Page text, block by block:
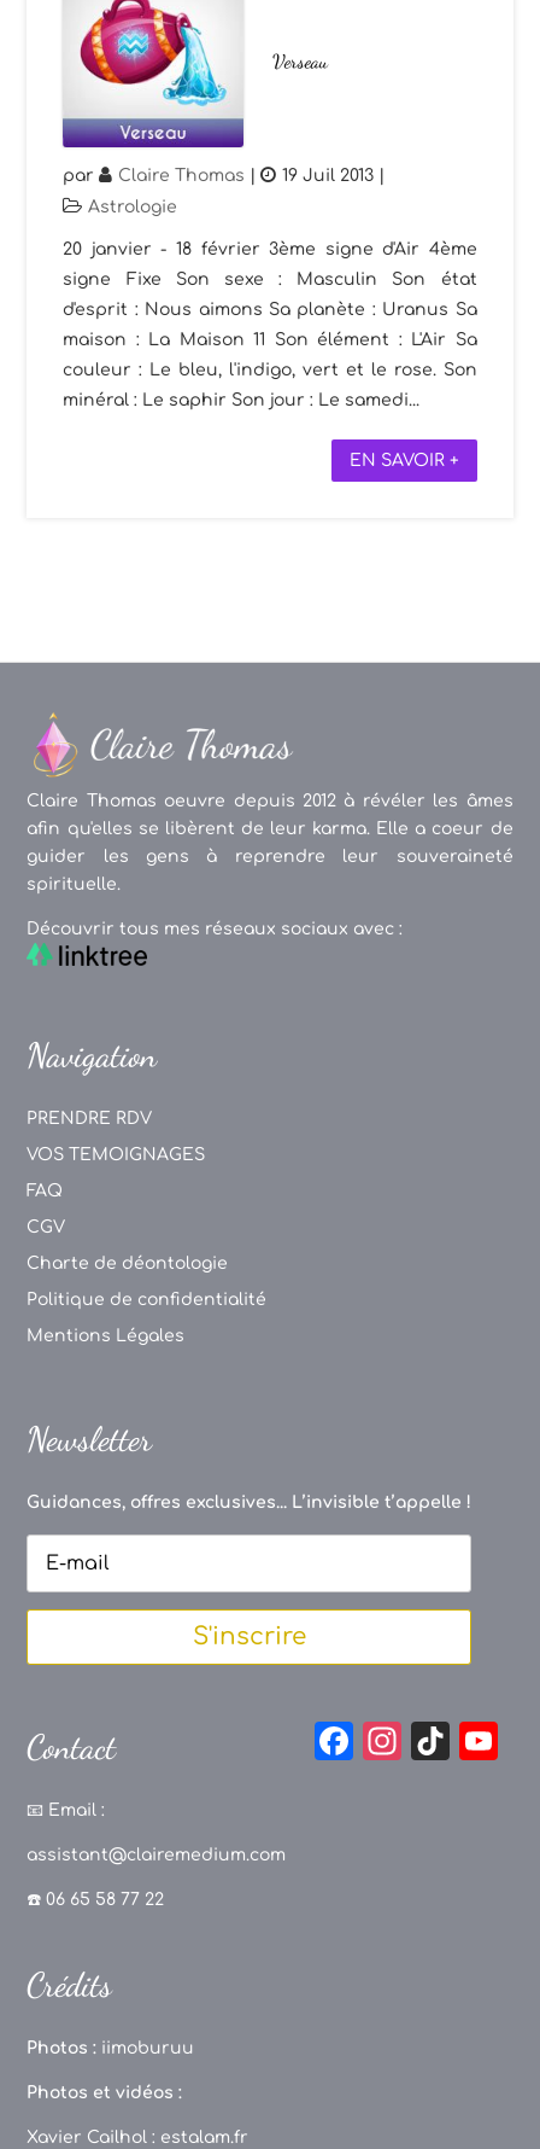
Verseau
par Claire Thomas | 19 Juil 2013
Astrologie
20 janvier - 18 février 3ème signe d'Air 4ème
signe Fixe Son sexe : Masculin Son état
d'esprit : Nous aimons Sa planète : Uranus Sa
maison : La Maison 11 Son élément : L'Air Sa
couleur : Le bleu, l'indigo, vert et le rose. Son
minéral : Le saphir Son jour : Le samedi...
EN SAVOIR +
Claire Thomas oeuvre depuis 2012 à révéler les âmes
afin qu'elles se libèrent de leur karma. Elle a coeur de
guider les gens à reprendre leur souveraineté
spirituelle.
Découvrir tous mes réseaux sociaux avec :
Navigation
PRENDRE RDV
VOS TEMOIGNAGES
FAQ
CGV
Charte de déontologie
Politique de confidentialité
Mentions Légales
Newsletter
Guidances, offres exclusives... L’invisible t’appelle !
S'inscrire
Contact
📧 Email :
assistant@clairemedium.com
☎️ 06 65 58 77 22
F
In
Ti
Crédits
Photos : iimoburuu
Photos et vidéos :
Xavier Cailhol : estalam.fr